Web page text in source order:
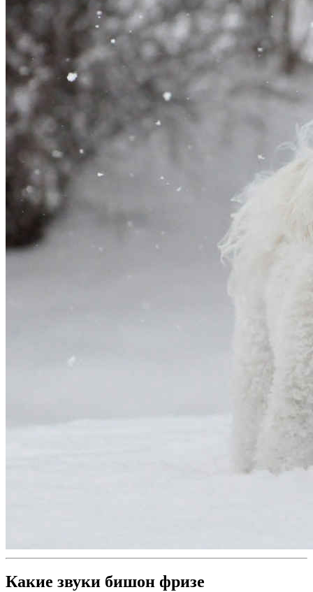
Какие звуки бишон фризе